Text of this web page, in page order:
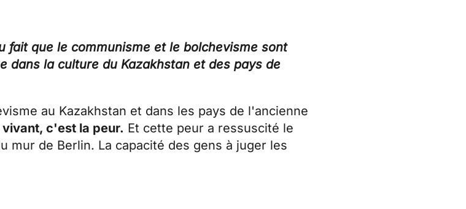
fait que le communisme et le bolchevisme sont
dans la culture du Kazakhstan et des pays de
au Kazakhstan et dans les pays de l'ancienne
c'est la peur. Et cette peur a ressuscité le
mur de Berlin. La capacité des gens à juger les